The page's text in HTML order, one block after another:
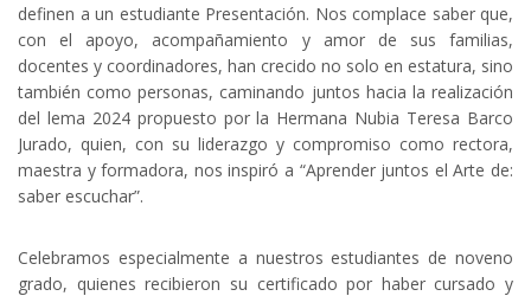
definen a un estudiante Presentación. Nos complace saber que,
con el apoyo, acompañamiento y amor de sus familias,
docentes y coordinadores, han crecido no solo en estatura, sino
también como personas, caminando juntos hacia la realización
del lema 2024 propuesto por la Hermana Nubia Teresa Barco
Jurado, quien, con su liderazgo y compromiso como rectora,
maestra y formadora, nos inspiró a “Aprender juntos el Arte de:
saber escuchar”.
Celebramos especialmente a nuestros estudiantes de noveno
grado, quienes recibieron su certificado por haber cursado y